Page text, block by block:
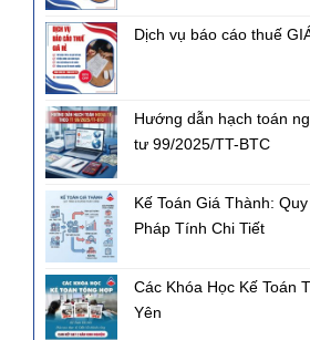
Dịch vụ báo cáo thuế
Hướng dẫn hạch toán
tư 99/2025/TT-BTC
Kế Toán Giá Thành:
Pháp Tính Chi Tiết
Các Khóa Học Kế Toán
Yên